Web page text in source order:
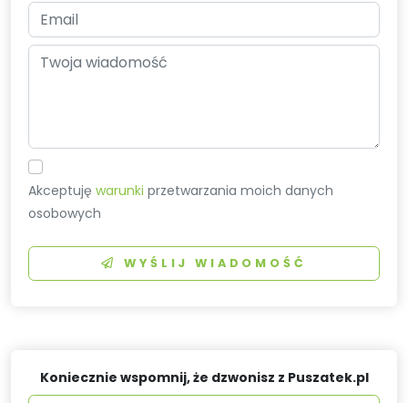
Akceptujęwarunki przetwarzania moich danych
osobowych
WYŚLIJ WIADOMOŚĆ
Koniecznie wspomnij, że dzwonisz z Puszatek.pl